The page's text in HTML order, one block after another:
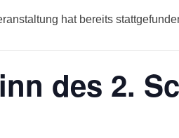
hat bereits
des 2.